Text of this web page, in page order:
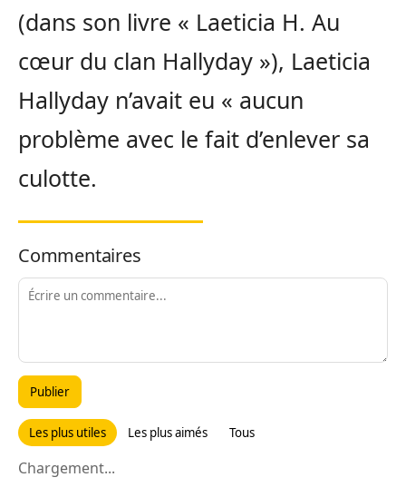
(dans son livre « Laeticia H. Au
cœur du clan Hallyday »), Laeticia
Hallyday n’avait eu « aucun
problème avec le fait d’enlever sa
culotte.
Commentaires
Publier
Les plus utiles Les plus aimés Tous
Chargement...